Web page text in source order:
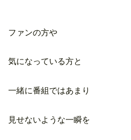
ファンの方や
気になっている方と
一緒に番組ではあまり
見せないような一瞬を